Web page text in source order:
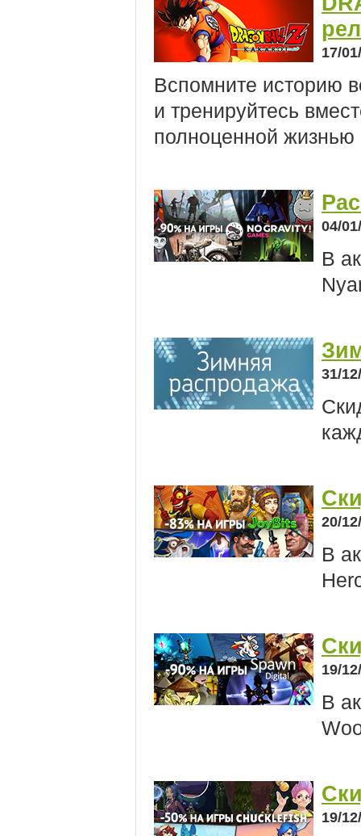
17/
Вспомните историю
и тренируйтесь
полноценной жизнью
04/
В
31/
20/
В
19/
В
19/